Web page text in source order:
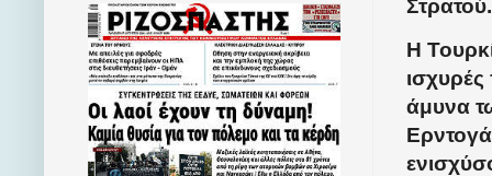
Στρατού.
Η
άμυνα